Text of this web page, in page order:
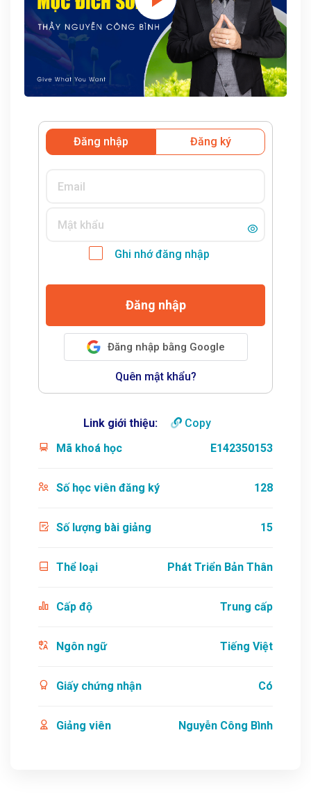
Đăng nhập Đăng ký
Ghi nhớ đăng nhập
Đăng nhập
Đăng nhập bằng Google
Quên mật khẩu?
Link giới thiệu:
Copy
Mã khoá học
E142350153
Số học viên đăng ký 128
Số lượng bài giảng 15
Thể loại Phát Triển Bản Thân
Cấp độ Trung cấp
Ngôn ngữ Tiếng Việt
Giấy chứng nhận Có
Giảng viên Nguyễn Công Bình